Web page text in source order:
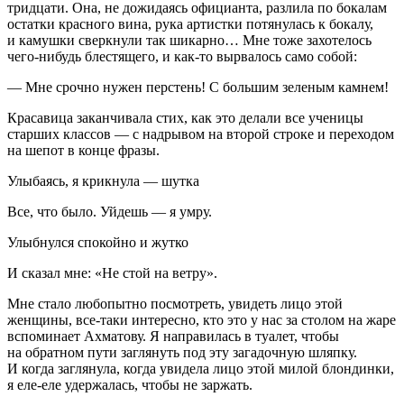
тридцати. Она, не дожидаясь официанта, разлила по бокалам
остатки красного вина, рука артистки потянулась к бокалу,
и камушки сверкнули так шикарно… Мне тоже захотелось
чего-нибудь блестящего, и как-то вырвалось само собой:
— Мне срочно нужен перстень! С большим зеленым камнем!
Красавица заканчивала стих, как это делали все ученицы
старших классов — с надрывом на второй строке и переходом
на шепот в конце фразы.
Улыбаясь, я крикнула — шутка
Все, что было. Уйдешь — я умру.
Улыбнулся спокойно и жутко
И сказал мне: «Не стой на ветру».
Мне стало любопытно посмотреть, увидеть лицо этой
женщины, все-таки интересно, кто это у нас за столом на жаре
вспоминает Ахматову. Я направилась в туалет, чтобы
на обратном пути заглянуть под эту загадочную шляпку.
И когда заглянула, когда увидела лицо этой милой блондинки,
я еле-еле удержалась, чтобы не заржать.